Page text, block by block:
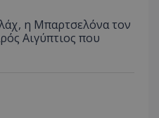
η Μπαρτσελόνα τον
Αιγύπτιος που